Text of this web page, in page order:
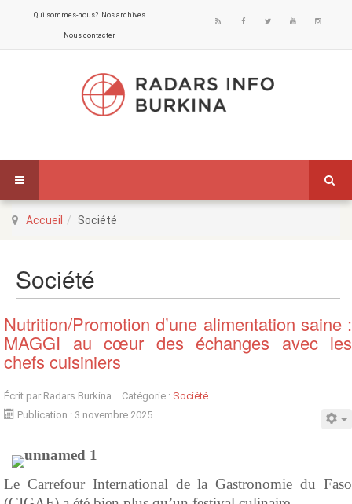
Qui sommes-nous? Nos archives
Nous contacter
Accueil Société
Société
Nutrition/Promotion d’une alimentation saine :
MAGGI au cœur des échanges avec les
chefs cuisiniers
Écrit par Radars Burkina Catégorie : Société
Publication : 3 novembre 2025
Le Carrefour International de la Gastronomie du Faso